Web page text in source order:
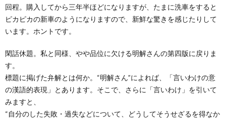
回程。購入してから三年半ほどになりますが、たまに洗車をすると
ピカピカの新車のようになりますので、新鮮な驚きを感じたりして
います。ホントです。
閑話休題。私と同様、やや品位に欠ける明解さんの第四版に戻りま
す。
標題に掲げた弁解とは何か。“明解さん”によれば、「言いわけの意
の漢語的表現」とあります。そこで、さらに「言いわけ」を引いて
みますと、
“自分のした失敗・過失などについて、どうしてそうせざるを得なか